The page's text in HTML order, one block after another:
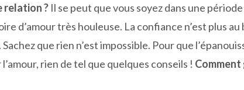
relation ? Il se peut que vous soyez dans une
d’amour très houleuse. La confiance n’est plus
que rien n’est impossible. Pour que
rien de tel que quelques conseils ! Comment